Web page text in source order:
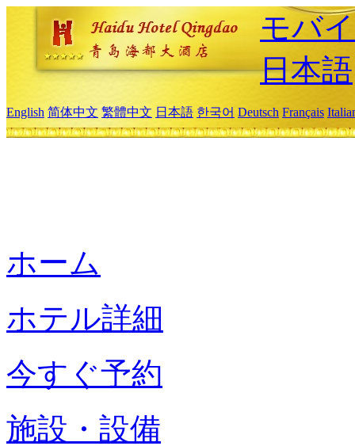
モバ
日本語
English 简体中文 繁體中文 日本語 한국어 Deutsch Français
ホーム
ホテル詳細
今すぐ予約
施設・設備